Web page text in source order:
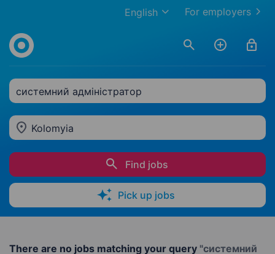
For employers
English
системний адміністратор
Kolomyia
Find jobs
Pick up jobs
There are no jobs matching your query "системний